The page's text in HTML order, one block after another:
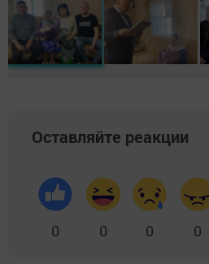
Оставляйте реакции
0 0 0 0